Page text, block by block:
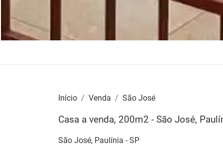
Início Venda São José
Casa a venda, 200m2 - São José,
São José, Paulínia - SP